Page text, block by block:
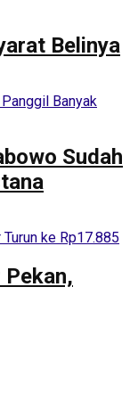
Belinya
Sudah